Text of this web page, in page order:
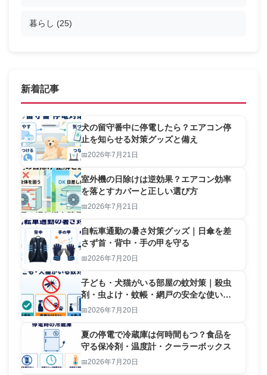
暮らし (25)
新着記事
犬の留守番中に停電したら？エアコン停
止を知らせる対策グッズと備え
2026年7月21日
室外機の日除けは逆効果？エアコン効率
を落とすカバーと正しい選び方
2026年7月21日
自転車通勤の暑さ対策グッズ｜日傘を差
さず首・背中・手の甲を守る
2026年7月20日
子ども・犬猫がいる部屋の蚊対策｜殺虫
剤・虫よけ・蚊帳・網戸の安全な使い分
け2026年7月20日
夏の停電で冷蔵庫は何時間もつ？食品を
守る保冷剤・温度計・クーラーボックス
2026年7月20日